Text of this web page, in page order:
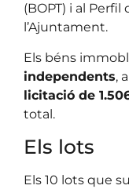
(BOPT) i al
l’Ajuntament.
Els béns
independents,
licitació de
total.
Els lots
Els 10 lots que